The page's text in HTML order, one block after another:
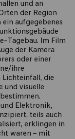
und an
der Region
aufgegebenes
Tagebau. Im Film
der Kamera
oder einer
ihre
Lichteinfall, die
und visuelle
Elektronik,
teils auch
erklingen in
waren – mit